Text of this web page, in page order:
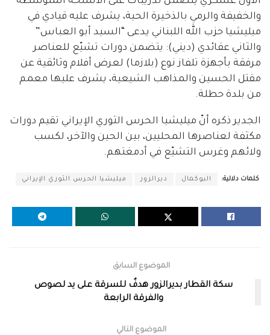
والخفيفة والرمي بالذخيرة الحية، يشرف عليه قيادي في
ميليشيا حزب الله اللبناني يدعى “السيد أبو العباس”
والثاني عقائدي (ديني): يتضمن دورات تشيّع للعناصر
مرفقة بأجهزة تلفاز نوع (بلازما) لعرض أفلام وثائقية عن
مقتل الحسين والمذاهب الشيعية، يشرف عليها معمم
من بلدة حطلة.
الجدير ذكره أنّ ميليشيا الحرس الثوري الإيراني تقيم دورات
مكثفة لعناصرها المحليين، بين الحين والآخر، لكسب
ولائهم وغرس التشيّع في أدمغتهم.
كلمات دلالية: البوكمال ديرالزور ميليشيا الحرس الثوري الإيراني
الموضوع السابق
سكة القطار بديرالزور هدفٌ للسرقة على يد لصوص
والفرقة الرابعة
الموضوع التالي